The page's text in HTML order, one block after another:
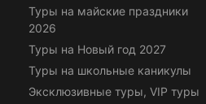
Туры на майские праздники
2026
Туры на Новый год 2027
Туры на школьные каникулы
Эксклюзивные туры, VIP туры